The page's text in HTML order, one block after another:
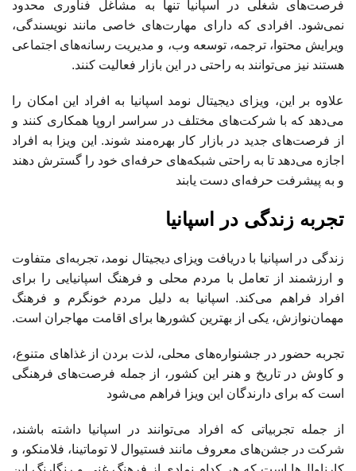
فرصت‌های شغلی در اسپانیا تنها به مشاغل فناوری محدود
نمی‌شود. افرادی که دارای مهارت‌های خاصی مانند نویسندگی،
ویرایش محتوا، ترجمه، توسعه وب، و مدیریت رسانه‌های اجتماعی
هستند نیز می‌توانند به راحتی در این بازار فعالیت کنند.
علاوه بر این، ویزای دیجیتال نومد اسپانیا به افراد این امکان را
می‌دهد که با شرکت‌های مختلف در سراسر اروپا همکاری کنند و
از فرصت‌های جدید در بازار کار بهره‌مند شوند. این ویزا به افراد
اجازه می‌دهد تا به راحتی شبکه‌های حرفه‌ای خود را گسترش دهند
و به پیشرفت حرفه‌ای دست یابند
تجربه زندگی در اسپانیا
زندگی در اسپانیا با دریافت ویزای دیجیتال نومد، تجربه‌ای متفاوت
و ارزشمند از تعامل با مردم محلی و فرهنگ اسپانیایی را برای
افراد فراهم می‌کند. اسپانیا به دلیل مردم خونگرم و فرهنگ
مهمان‌نوازش، یکی از بهترین کشورها برای اقامت مهاجران است.
تجربه حضور در جشنواره‌های محلی، لذت بردن از غذاهای متنوع،
و کاوش در تاریخ و هنر این کشور، از جمله فرصت‌های فرهنگی
است که برای دارندگان این ویزا فراهم می‌شود
از جمله تجربیاتی که افراد می‌توانند در اسپانیا داشته باشند،
شرکت در جشن‌های معروف مانند فستیوال لا توماتینا، فلامنکو، و